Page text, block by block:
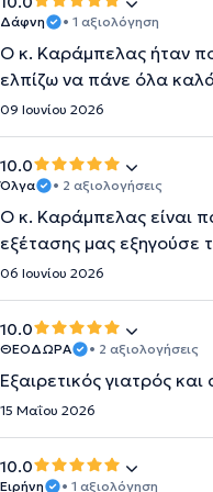
Δάφνη • 1 αξιολόγηση
O κ. Καράμπελας ήταν
ελπίζω να πάνε όλα
09 Ιουνίου 2026
10.0
Όλγα • 2 αξιολογήσεις
Ο κ. Καράμπελας είναι
εξέτασης μας εξηγούσε
06 Ιουνίου 2026
10.0
ΘΕΟΔΩΡΑ • 2 αξιολογήσεις
Εξαιρετικός γιατρός
15 Μαΐου 2026
10.0
Ειρήνη • 1 αξιολόγηση